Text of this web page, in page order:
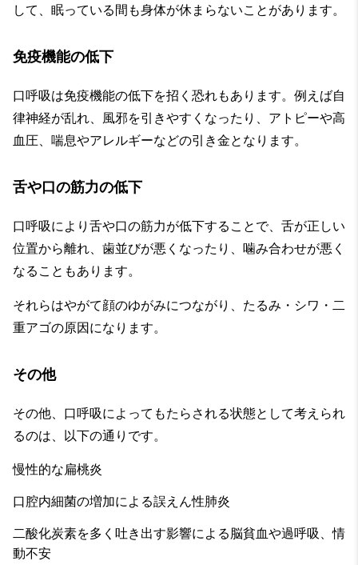
して、眠っている間も身体が休まらないことがあります。
免疫機能の低下
口呼吸は免疫機能の低下を招く恐れもあります。例えば自
律神経が乱れ、風邪を引きやすくなったり、アトピーや高
血圧、喘息やアレルギーなどの引き金となります。
舌や口の筋力の低下
口呼吸により舌や口の筋力が低下することで、舌が正しい
位置から離れ、歯並びが悪くなったり、噛み合わせが悪く
なることもあります。
それらはやがて顔のゆがみにつながり、たるみ・シワ・二
重アゴの原因になります。
その他
その他、口呼吸によってもたらされる状態として考えられ
るのは、以下の通りです。
慢性的な扁桃炎
口腔内細菌の増加による誤えん性肺炎
二酸化炭素を多く吐き出す影響による脳貧血や過呼吸、情
動不安